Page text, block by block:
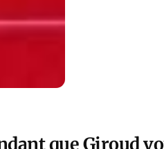
que Giroud